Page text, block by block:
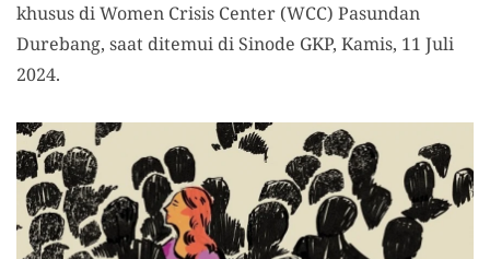
khusus di Women Crisis Center (WCC) Pasundan
Durebang, saat ditemui di Sinode GKP, Kamis, 11 Juli
2024.